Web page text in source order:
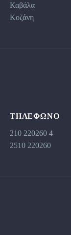
Καβάλα
Κοζάνη
ΤΗΛΕΦΩΝΟ
210 220260 4
2510 220260